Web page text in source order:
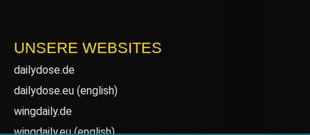
UNSERE WEBSITES
dailydose.de
dailydose.eu (english)
wingdaily.de
wingdaily.eu(english)